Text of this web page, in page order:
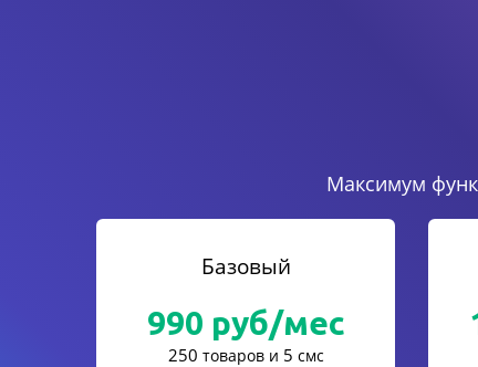
Максимум
Базовый
990 руб/мес
250 товаров и 5 смс